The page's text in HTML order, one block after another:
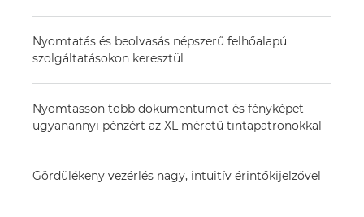
Nyomtatás és beolvasás népszerű felhőalapú
szolgáltatásokon keresztül
Nyomtasson több dokumentumot és fényképet
ugyanannyi pénzért az XL méretű tintapatronokkal
Gördülékeny vezérlés nagy, intuitív érintőkijelzővel